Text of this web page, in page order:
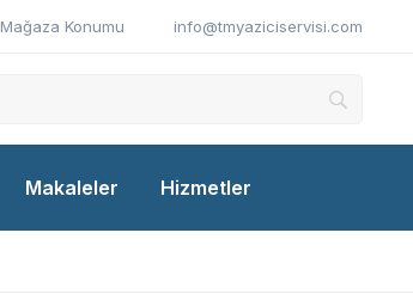
Mağaza Konumu info@tmyaziciservisi.com
Makaleler Hizmetler